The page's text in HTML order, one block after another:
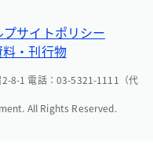
プサイトポリシー
・刊行物
8-1 電話：03-5321-1111（代
All Rights Reserved.